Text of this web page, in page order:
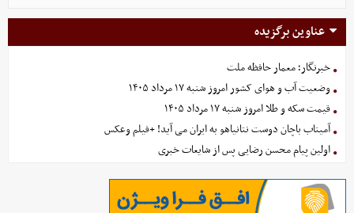
عناوین برگزیده
خبرنگار؛ معمار حافظه ملت
وضعیت آب و هوای کشور امروز شنبه ۱۷ مرداد ۱۴۰۵
قیمت سکه و طلا امروز شنبه ۱۷ مرداد ۱۴۰۵
آمیتاب باچان دوست نتانیاهو به ایران می آید! +فیلم وعکس
اولین پیام محسن رضایی پس از شایعات خبری